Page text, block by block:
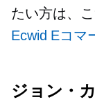
たい方は、
Ecwid Eコマ
ジョン・